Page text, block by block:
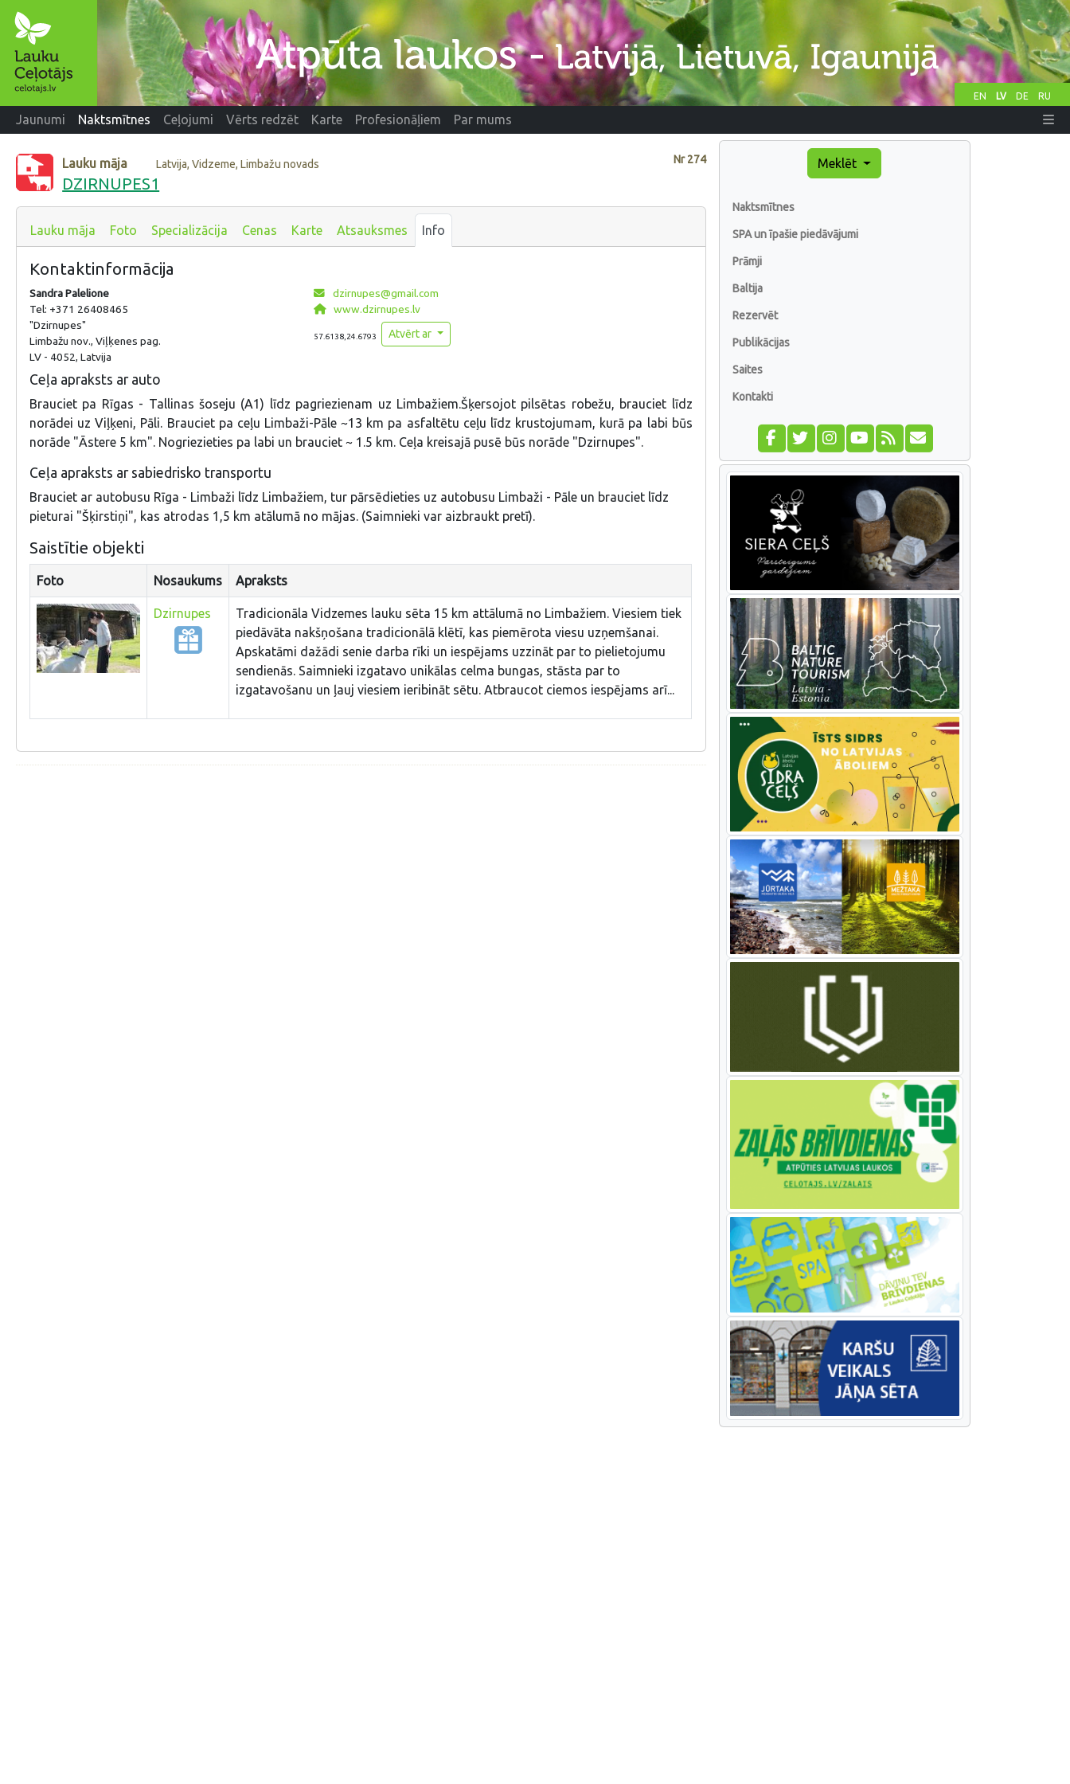
EN LV DE RU
Jaunumi Naktsmītnes Ceļojumi Vērts redzēt Karte Profesionāļiem Par mums
Nr274
Lauku māja Latvija, Vidzeme, Limbažu novads
DZIRNUPES1
Lauku māja Foto Specializācija Cenas Karte Atsauksmes Info
Kontaktinformācija
Sandra Palelione
Tel: +371 26408465
"Dzirnupes"
Limbažu nov., Viļķenes pag.
LV - 4052, Latvija
dzirnupes@gmail.com
www.dzirnupes.lv
57.6138,24.6793 Atvērt ar
Ceļa apraksts ar auto
Brauciet pa Rīgas - Tallinas šoseju (A1) līdz pagriezienam uz Limbažiem.Šķersojot pilsētas robežu, brauciet līdz
norādei uz Viļķeni, Pāli. Brauciet pa ceļu Limbaži-Pāle ~13 km pa asfaltētu ceļu līdz krustojumam, kurā pa labi būs
norāde "Āstere 5 km". Nogriezieties pa labi un brauciet ~ 1.5 km. Ceļa kreisajā pusē būs norāde "Dzirnupes".
Ceļa apraksts ar sabiedrisko transportu
Brauciet ar autobusu Rīga - Limbaži līdz Limbažiem, tur pārsēdieties uz autobusu Limbaži - Pāle un brauciet līdz
pieturai "Šķirstiņi", kas atrodas 1,5 km atālumā no mājas. (Saimnieki var aizbraukt pretī).
Saistītie objekti
Foto Nosaukums Apraksts
Dzirnupes
Tradicionāla Vidzemes lauku sēta 15 km attālumā no Limbažiem. Viesiem tiek
piedāvāta nakšņošana tradicionālā klētī, kas piemērota viesu uzņemšanai.
Apskatāmi dažādi senie darba rīki un iespējams uzzināt par to pielietojumu
sendienās. Saimnieki izgatavo unikālas celma bungas, stāsta par to
izgatavošanu un ļauj viesiem ieribināt sētu. Atbraucot ciemos iespējams arī...
Meklēt
Naktsmītnes
SPA un īpašie piedāvājumi
Prāmji
Baltija
Rezervēt
Publikācijas
Saites
Kontakti